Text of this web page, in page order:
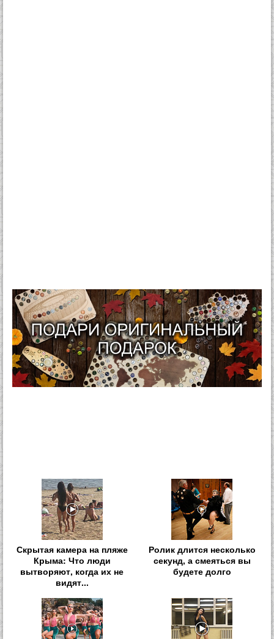
Скрытая камера на пляже
Крыма: Что люди
вытворяют, когда их не
видят...
Ролик длится несколько
секунд, а смеяться вы
будете долго